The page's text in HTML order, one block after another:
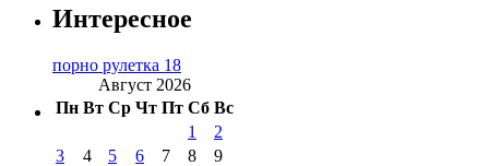
Интересное
порно рулетка 18
Август 2026
Пн Вт Ср Чт Пт Сб Вс
1
2
3
4 5 6 7 8
9